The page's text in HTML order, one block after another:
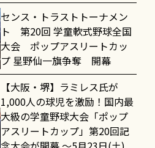
センス・トラストトーナメン
ト 第20回 学童軟式野球全国
大会 ポップアスリートカッ
プ 星野仙一旗争奪 開幕
【大阪・堺】ラミレス氏が
1,000人の球児を激励！国内最
大級の学童野球大会「ポップ
アスリートカップ」第20回記